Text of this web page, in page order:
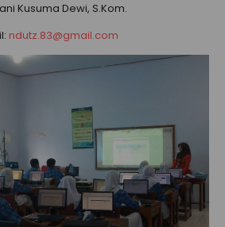
Kusuma Dewi, S.Kom.
ndutz.83@gmail.com